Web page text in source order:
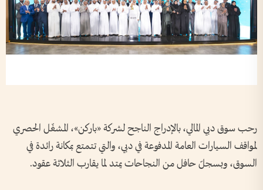
رحب سوق دبي المالي، بالإدراج الناجح لشركة «باركن»، المشغّل الحصري
لمواقف السيارات العامة المدفوعة في دبي، والتي تتمتع بمكانة رائدة في
السوق، وبسجلّ حافل من النجاحات يمتد لما يقارب الثلاثة عقود.